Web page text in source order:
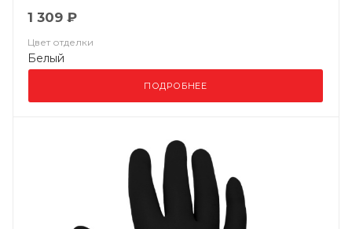
1 309 ₽
Цвет отделки
Белый
ПОДРОБНЕЕ